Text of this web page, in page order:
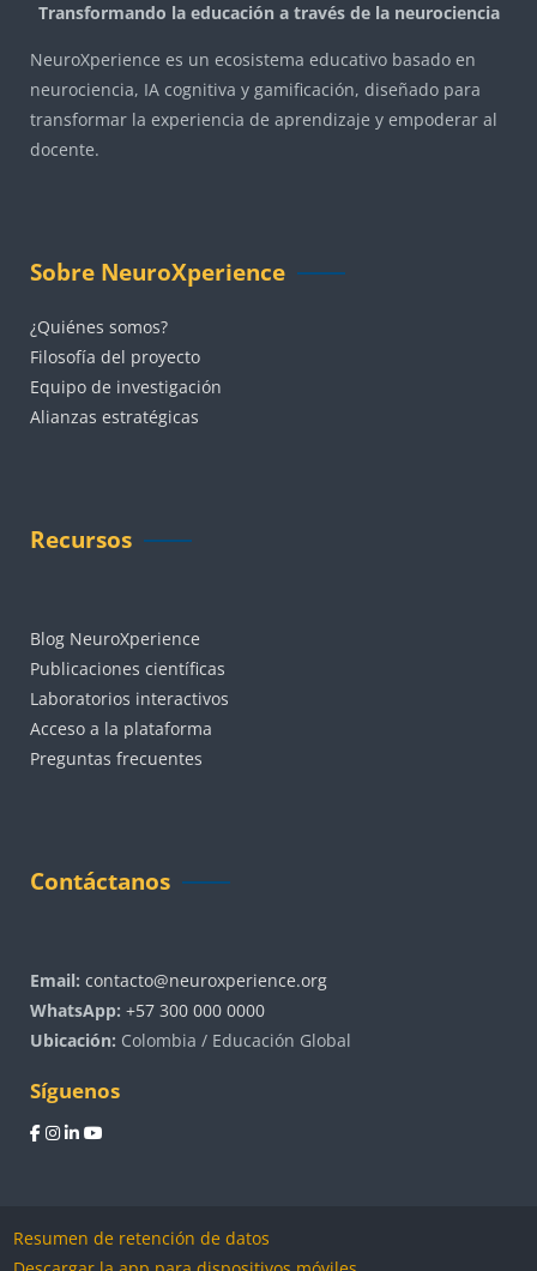
Transformando la educación a través de la neurociencia
NeuroXperience es un ecosistema educativo basado en
neurociencia, IA cognitiva y gamificación, diseñado para
transformar la experiencia de aprendizaje y empoderar al
docente.
Bloques
Sobre NeuroXperience
¿Quiénes somos?
Filosofía del proyecto
Equipo de investigación
Alianzas estratégicas
Bloques
Recursos
Blog NeuroXperience
Publicaciones científicas
Laboratorios interactivos
Acceso a la plataforma
Preguntas frecuentes
Bloques
Contáctanos
Email: contacto@neuroxperience.org
WhatsApp: +57 300 000 0000
Ubicación: Colombia / Educación Global
Síguenos
Resumen de retención de datos